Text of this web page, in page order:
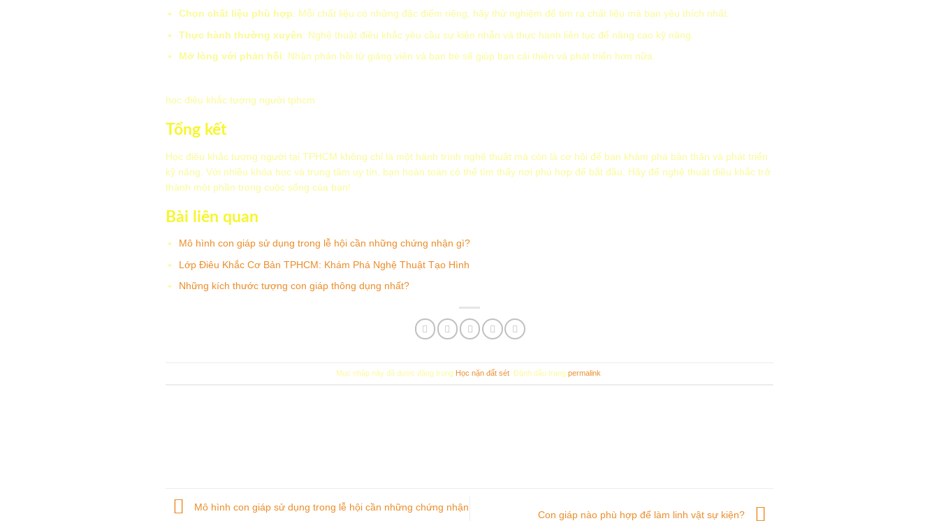
Chọn chất liệu phù hợp: Mỗi chất liệu có những đặc điểm riêng, hãy thử nghiệm để tìm ra chất liệu mà bạn yêu thích nhất.
Thực hành thường xuyên: Nghệ thuật điêu khắc yêu cầu sự kiên nhẫn và thực hành liên tục để nâng cao kỹ năng.
Mở lòng với phản hồi: Nhận phản hồi từ giảng viên và bạn bè sẽ giúp bạn cải thiện và phát triển hơn nữa.
học điêu khắc tượng người tphcm
Tổng kết
Học điêu khắc tượng người tại TPHCM không chỉ là một hành trình nghệ thuật mà còn là cơ hội để bạn khám phá bản thân và phát triển
kỹ năng. Với nhiều khóa học và trung tâm uy tín, bạn hoàn toàn có thể tìm thấy nơi phù hợp để bắt đầu. Hãy để nghệ thuật điêu khắc trở
thành một phần trong cuộc sống của bạn!
Bài liên quan
Mô hình con giáp sử dụng trong lễ hội cần những chứng nhận gì?
Lớp Điêu Khắc Cơ Bản TPHCM: Khám Phá Nghệ Thuật Tạo Hình
Những kích thước tượng con giáp thông dụng nhất?
Mục nhập này đã được đăng trong Học nặn đất sét . Đánh dấu trang permalink
Mô hình con giáp sử dụng trong lễ hội cần những chứng nhận
Con giáp nào phù hợp để làm linh vật sự kiện?